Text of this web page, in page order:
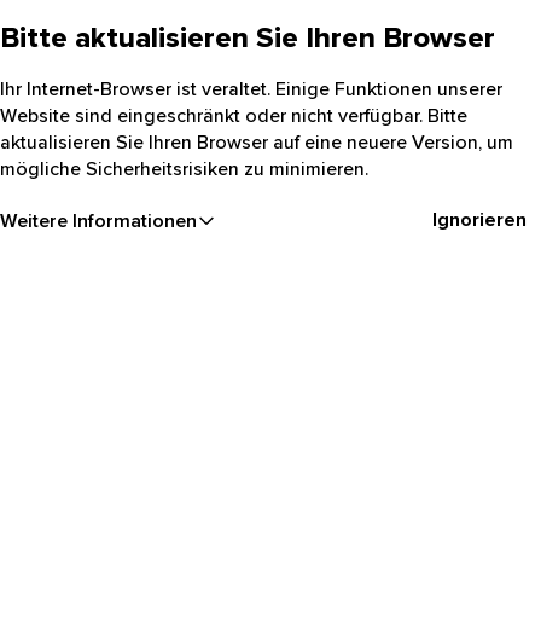
Bitte aktualisieren Sie Ihren Browser
Ihr Internet-Browser ist veraltet. Einige Funktionen unserer
Website sind eingeschränkt oder nicht verfügbar. Bitte
aktualisieren Sie Ihren Browser auf eine neuere Version, um
mögliche Sicherheitsrisiken zu minimieren.
Weitere Informationen Ignorieren